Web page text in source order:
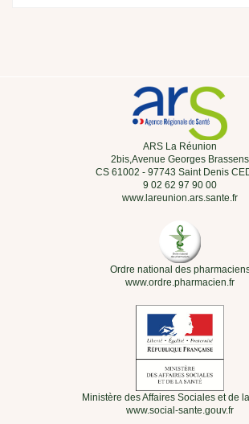
ARS La Réunion
2bis,Avenue Georges Brassens
CS 61002 - 97743 Saint Denis
9 02 62 97 90 00
www.lareunion.ars.sante.fr
Ordre national des
www.ordre.pharmacien.fr
Ministère des Affaires Sociales et de
www.social-sante.gouv.fr